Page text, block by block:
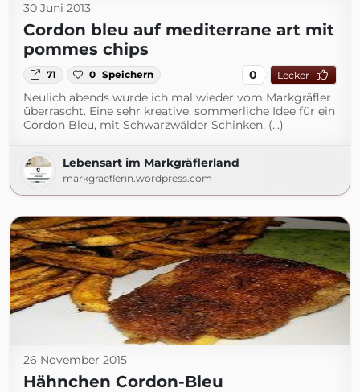
30 Juni 2013
Cordon bleu auf mediterrane art mit
pommes chips
71 0 Speichern 0 Lecker
Neulich abends wurde ich mal wieder vom Markgräfler
überrascht. Eine sehr kreative, sommerliche Idee für ein
Cordon Bleu, mit Schwarzwälder Schinken, (...)
Lebensart im Markgräflerland
markgraeflerin.wordpress.com
26 November 2015
Hähnchen Cordon-Bleu